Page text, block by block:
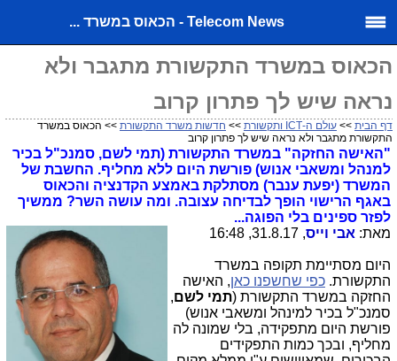
Telecom News - הכאוס במשרד ...
הכאוס במשרד התקשורת מתגבר ולא
נראה שיש לך פתרון קרוב
דף הבית >> עולם ה-ICT ותקשורת >> חדשות משרד התקשורת >> הכאוס במשרד
התקשורת מתגבר ולא נראה שיש לך פתרון קרוב
"האישה החזקה" במשרד התקשורת (תמי לשם, סמנכ"ל בכיר
למנהל ומשאבי אנוש) פורשת היום ללא מחליף. החשבת של
המשרד (יפעת ענבר) מסתלקת באמצע הקדנציה והכאוס
באגף הרישוי הופך לבדיחה עצובה. ומה עושה השר? ממשיך
לפזר ספינים בלי הפוגה...
מאת: אבי וייס, 31.8.17, 16:48
היום מסתיימת תקופה במשרד
התקשורת. כפי שחשפנו כאן, האישה
החזקה במשרד התקשורת (תמי לשם,
סמנכ"ל בכיר למינהל ומשאבי אנוש)
פורשת היום מתפקידה, בלי שמונה לה
מחליף, ובכך כמות התפקידים